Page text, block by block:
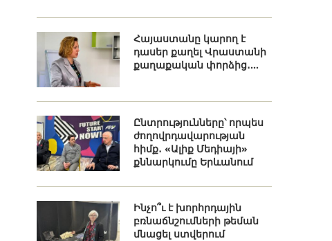
Հայաստանը կարող է
դասեր քաղել Վրաստանի
քաղաքական փորձից․...
Ընտրությունները՝ որպես
ժողովրդավարության
հիմք․ «Ալիք Մեդիայի»
քննարկումը Երևանում
Ինչո՞ւ է խորհրդային
բռնաճնշումների թեման
մնացել ստվերում